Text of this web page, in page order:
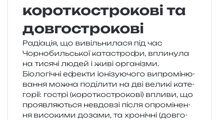
короткострокові та
довгострокові
Радіація, що вивіль­ни­ла­ся під час
Чорнобильської ката­стро­фи, впли­ну­ла
на тися­чі людей і живі орга­ні­зми.
Біологічні ефе­кти іоні­зу­ю­чо­го випро­мі­ню­
ва­н­ня можна поді­ли­ти на дві вели­кі кате­
го­рії: гострі (коро­тко­стро­ко­ві) впли­ви, що
про­яв­ля­ю­ться невдов­зі після опро­мі­не­н­
ня висо­ки­ми доза­ми, та хро­ні­чні (дов­го­